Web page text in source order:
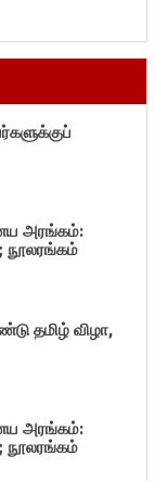
அரங்கம்:
நூலரங்கம்
தமிழ் விழா,
அரங்கம்:
நூலரங்கம்